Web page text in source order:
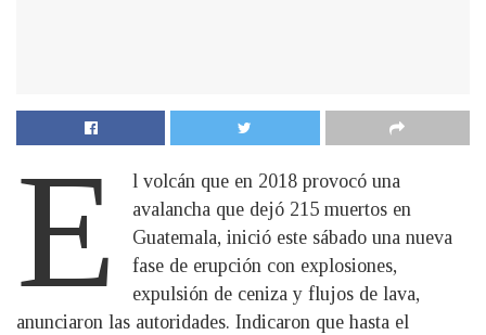
E
l volcán que en 2018 provocó una
avalancha que dejó 215 muertos en
Guatemala, inició este sábado una nueva
fase de erupción con explosiones,
expulsión de ceniza y flujos de lava,
anunciaron las autoridades. Indicaron que hasta el